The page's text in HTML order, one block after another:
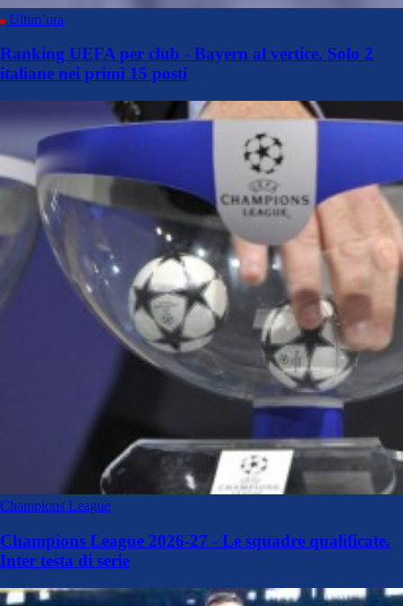
Ultim’ora
Ranking UEFA per club - Bayern al vertice. Solo 2
italiane nei primi 15 posti
Champions League
Champions League 2026-27 - Le squadre qualificate.
Inter testa di serie